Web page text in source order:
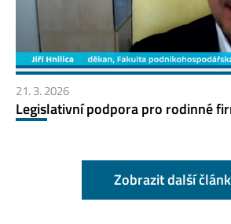
21. 3. 2026
Legislativní podpora pro rodinné
Zobrazit další